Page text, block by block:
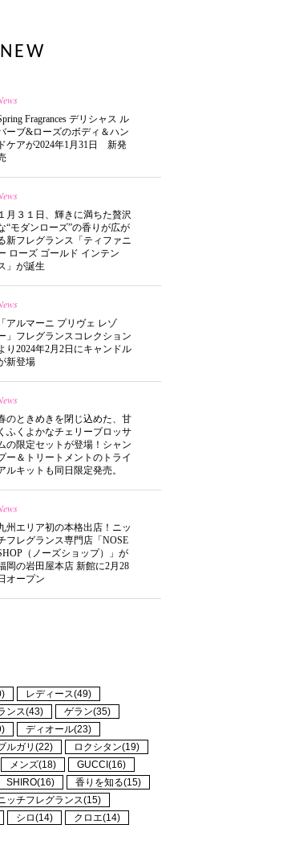
Fragrances デリシャス ル
ーブ&ローズのボディ＆ハン
ドケアが2024年1月31日 新発
１月３１日、輝きに満ちた贅沢
“モダンローズ”の香りが広が
新フレグランス「ティファニ
ローズ ゴールド インテン
」が誕生
「アルマーニ プリヴェ レゾ
」フレグランスコレクション
り2024年2月2日にキャンドル
新登場
のときめきを閉じ込めた、甘
くふくよかなチェリーブロッサ
の限定セットが登場！シャン
ー＆トリートメントのトライ
ルキットも同日限定発売。
州エリア初の本格出店！ニッ
フレグランス専門店「NOSE
（ノーズショップ）」が
岡の岩田屋本店 新館に2月28
オープン
レディース(49)
ンス(43)
ゲラン(35)
ディオール(23)
ルガリ(22)
ロクシタン(19)
メンズ(18)
GUCCI(16)
SHIRO(16)
香りを知る(15)
ッチフレグランス(15)
シロ(14) クロエ(14)